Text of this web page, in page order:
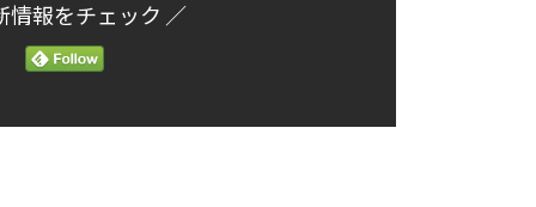
情報をチェック ／